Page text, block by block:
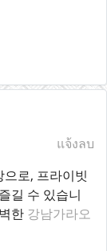
แจ้งลบ
로, 프라이빗
길 수 있습니
한 강남가라오